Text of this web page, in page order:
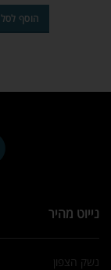
הוסף לסל
נייוט מהיר
נשק הצפון